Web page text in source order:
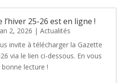
l’hiver 25-26 est en ligne !
2, 2026 | Actualités
invite à télécharger la Gazette
via le lien ci-dessous. En vous
lecture !